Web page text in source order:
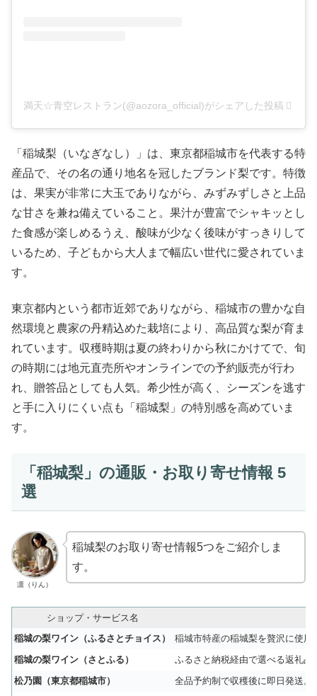
満天☆青空レストラン(@aozora_official)がシェアした投稿
「稲城梨（いなぎなし）」は、東京都稲城市を代表する特
産品で、その名の通り地名を冠したブランド梨です。特徴
は、果実が非常に大玉でありながら、みずみずしさと上品
な甘さを兼ね備えていること。果汁が豊富でシャキッとし
た食感が楽しめるうえ、酸味が少なく後味がすっきりして
いるため、子どもから大人まで幅広い世代に愛されていま
す。
東京都内という都市近郊でありながら、稲城市の豊かな自
然環境と農家の丹精込めた栽培により、高品質な梨が育ま
れています。収穫時期は夏の終わりから秋にかけてで、旬
の時期には地元直売所やオンラインでの予約販売が行わ
れ、贈答品としても人気。希少性が高く、シーズンを逃す
と手に入りにくい点も「稲城梨」の特別感を高めていま
す。
「稲城梨」の通販・お取り寄せ情報 5
選
凛（りん）
稲城梨のお取り寄せ情報5つをご紹介しま
す。
ショップ・サービス名
稲城の梨ワイン（ふるさとチョイス）
稲城市特産の稲城梨を贅沢に使
稲城の梨ワイン（さとふる）
ふるさと納税経由で選べる返礼
松乃園（東京都稲城市）
全品予約制で収穫後に即日発送